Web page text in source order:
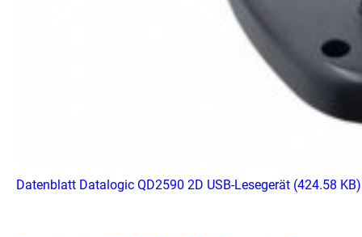
Datenblatt Datalogic QD2590 2D USB-Lesegerät (424.58 KB)